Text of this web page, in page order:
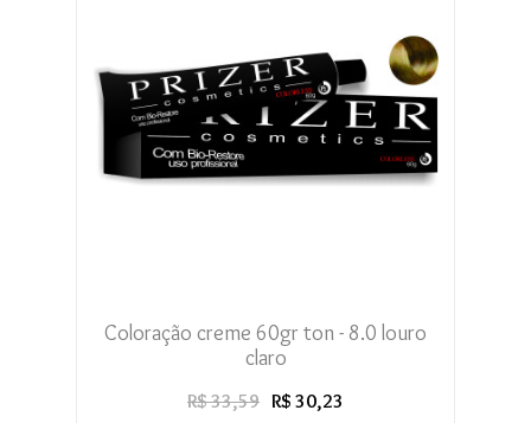
Coloração creme 60gr ton - 8.0 louro
claro
R$ 33,59 R$ 30,23